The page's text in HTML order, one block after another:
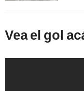
Vea el gol